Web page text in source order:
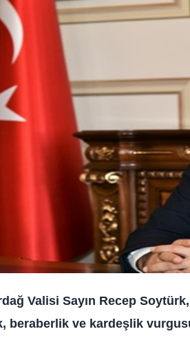
Valisi Sayın Recep
beraberlik ve kardeşlik